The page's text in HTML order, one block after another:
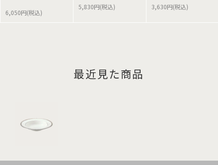
6,050円(税込)
5,830円(税込) 3,630円(税込)
最近見た商品